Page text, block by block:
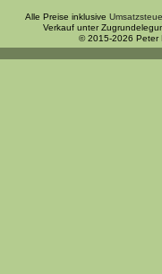
Alle Preise inklusive
Verkauf unter
© 2015-2026 Peter